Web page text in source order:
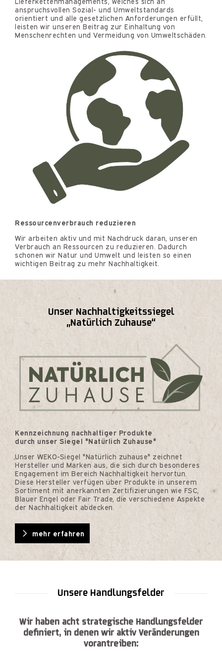
anspruchsvollen Sozial- und Umweltstandards
orientiert und alle gesetzlichen Anforderungen erfüllt,
leisten wir unseren Beitrag zur Einhaltung von
Menschenrechten und Vermeidung von Umweltschäden.
Ressourcenverbrauch reduzieren
Wir arbeiten aktiv und mit Nachdruck daran, unseren
Verbrauch an Ressourcen zu reduzieren. Dadurch
schonen wir Natur und Umwelt und leisten so einen
wichtigen Beitrag zu mehr Nachhaltigkeit.
Unser Nachhaltigkeitssiegel
„Natürlich Zuhause“
Kennzeichnung nachhaltiger Produkte
durch unser Siegel "Natürlich Zuhause"
Unser WEKO-Siegel "Natürlich zuhause" zeichnet
Hersteller und Marken aus, die sich durch besonderes
Engagement im Bereich Nachhaltigkeit hervortun.
Diese Hersteller verfügen über Produkte in unserem
Sortiment mit anerkannten Zertifizierungen wie FSC,
Blauer Engel oder Fair Trade, die verschiedene Aspekte
der Nachhaltigkeit abdecken.
mehr erfahren
Unsere Handlungsfelder
Wir haben acht strategische Handlungsfelder
definiert, in denen wir aktiv Veränderungen
vorantreiben: